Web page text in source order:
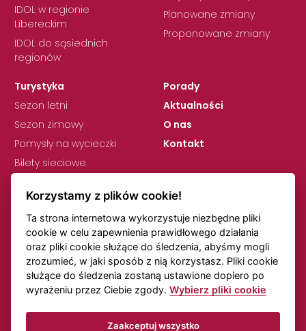
IDOL w regionie
Libereckim
IDOL do sąsiednich
regionów
Planowane zmiany
Proponowane zmiany
Turystyka
Sezon letni
Sezon zimowy
Pomysły na wycieczki
Bilety sieciowe
Porady
Aktualności
O nas
Kontakt
RODO
Ustawienia plików cookie
Uwagi dotyczące rozkładów jazdy
Transport online
Korzystamy z plików cookie!
Ta strona internetowa wykorzystuje niezbędne pliki
cookie w celu zapewnienia prawidłowego działania
oraz pliki cookie służące do śledzenia, abyśmy mogli
zrozumieć, w jaki sposób z nią korzystasz. Pliki cookie
służące do śledzenia zostaną ustawione dopiero po
wyrażeniu przez Ciebie zgody.Wybierz pliki cookie
Zaakceptuj wszystko